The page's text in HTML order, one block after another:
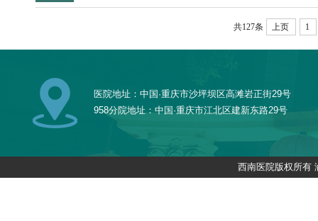
共127条 上页 1
医院地址：中国·重庆市沙坪坝区高滩岩正街29号
958分院地址：中国·重庆市江北区建新东路29号
西南医院版权所有